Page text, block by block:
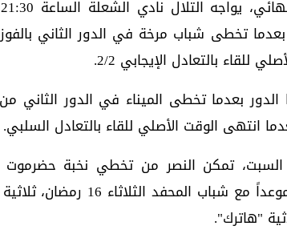
تخطى شباب مرخة في الدور الثاني بالفوز
بعدما تخطى الميناء في الدور الثاني من
السبت، تمكن النصر من تخطي نخبة حضرموت
ليتأهل للدور ربع النهائي ويضرب موعداً مع
"هاترك".